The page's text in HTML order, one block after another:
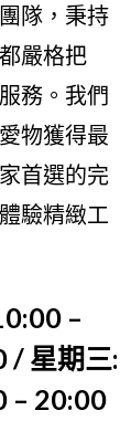
隊，秉持
嚴格把
務。我們
物獲得最
首選的完
驗精緻工
–
/ 星期三:
– 20:00